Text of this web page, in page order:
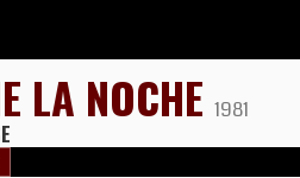
LA NOCHE 1981